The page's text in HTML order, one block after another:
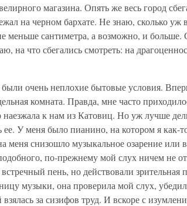
магазина. Опять же весь город
на черном бархате. Не знаю, сколько уж
меньше сантиметра, а возможно, и больше.
на что сбегались смотреть: на
очень неплохие бытовые условия.
комната. Правда, мне часто
к нам из Катовиц. Но уж лучше
У меня было пианино, на котором я как-то
меня снизошло музыкальное озарение или
по-прежнему мой слух ничем не
пень, но действовали зрительная
музыки, она проверила мой слух,
за сизифов труд. И вскоре с